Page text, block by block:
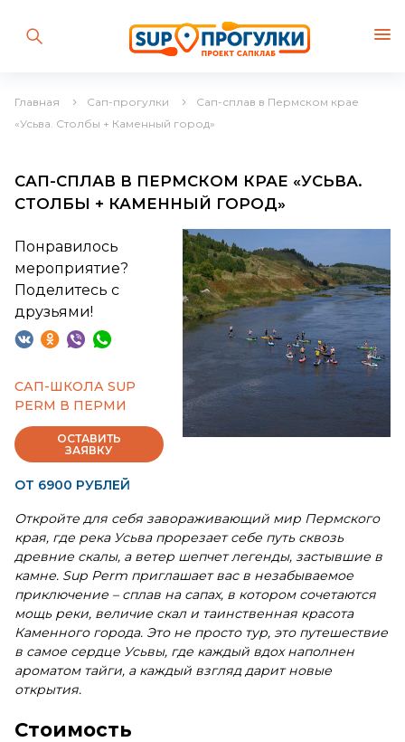
Главная Сап-прогулки
Сап-сплав в Пермском крае
«Усьва. Столбы + Каменный город»
САП-СПЛАВ В ПЕРМСКОМ КРАЕ «УСЬВА.
СТОЛБЫ + КАМЕННЫЙ ГОРОД»
САП-ШКОЛА SUP
PERM В ПЕРМИ
ОСТАВИТЬ
ЗАЯВКУ
ОТ 6900 РУБЛЕЙ
Откройте для себя завораживающий мир Пермского
края, где река Усьва прорезает себе путь сквозь
древние скалы, а ветер шепчет легенды, застывшие в
камне. Sup Perm приглашает вас в незабываемое
приключение – сплав на сапах, в котором сочетаются
мощь реки, величие скал и таинственная красота
Каменного города. Это не просто тур, это путешествие
в самое сердце Усьвы, где каждый вдох наполнен
ароматом тайги, а каждый взгляд дарит новые
открытия.
Стоимость
Понравилось
мероприятие?
Поделитесь с
друзьями!